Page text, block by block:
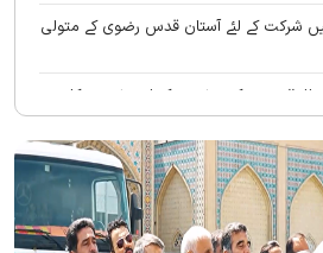
شرکت کے لئے آستان قدس رضوی کے متولی
للہ‘‘ نعرے کی تشریح کے لئے نشست کا
ٹی وی پروگرام
کرامت رضوی فاؤنڈیشن کی جانب سے